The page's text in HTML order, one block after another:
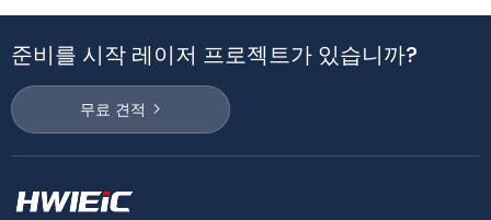
준비를 시작 레이저 프로젝트가 있습니까?
무료 견적